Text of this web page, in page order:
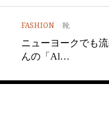
FASHION 靴
ニューヨークでも
んの「Al…